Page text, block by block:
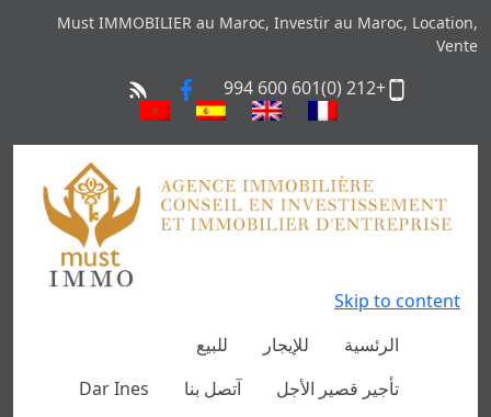
Must IMMOBILIER au Maroc, Investir au Maroc, Location,
Vente
+212 (0)601 600 994
Skip to content
الرئسية
للإيجار
للبيع
تأجير قصير الأجل
آتصل بنا Dar Ines